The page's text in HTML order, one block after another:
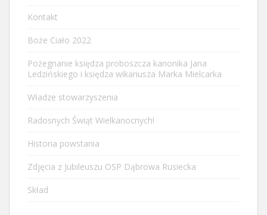
Kontakt
Boże Ciało 2022
Pożegnanie księdza proboszcza kanonika Jana
Ledzińskiego i księdza wikariusza Marka Mielcarka
Władze stowarzyszenia
Radosnych Świąt Wielkanocnych!
Historia powstania
Zdjęcia z Jubileuszu OSP Dąbrowa Rusiecka
Skład